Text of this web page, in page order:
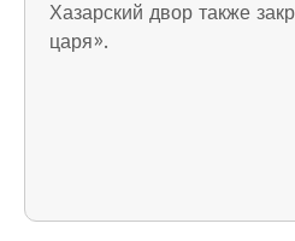
Хазарский двор также
царя».